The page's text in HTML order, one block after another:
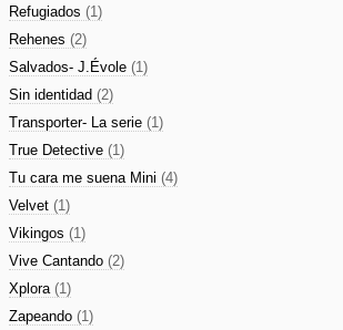
Refugiados (1)
Rehenes (2)
Salvados- J.Évole (1)
Sin identidad (2)
Transporter- La serie (1)
True Detective (1)
Tu cara me suena Mini (4)
Velvet (1)
Vikingos (1)
Vive Cantando (2)
Xplora (1)
Zapeando (1)